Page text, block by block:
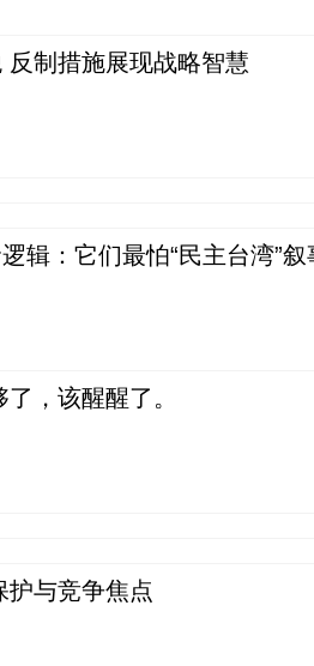
制措施展现战略智慧
辑：它们最怕“民主台湾”叙
，该醒醒了。
护与竞争焦点